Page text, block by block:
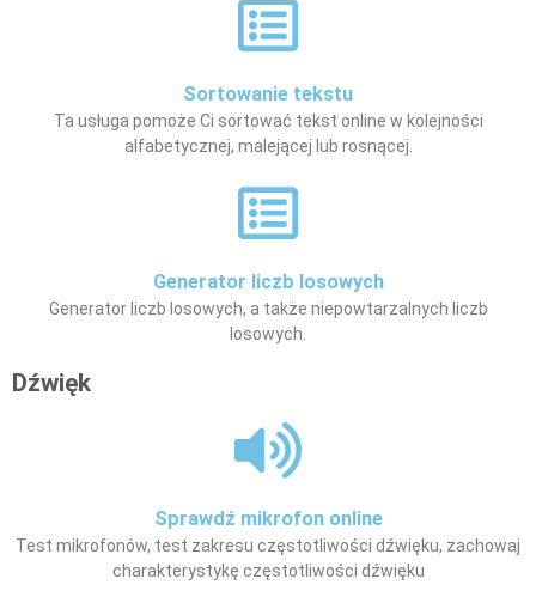
Sortowanie tekstu
Ta usługa pomoże Ci sortować tekst online w kolejności
alfabetycznej, malejącej lub rosnącej.
Generator liczb losowych
Generator liczb losowych, a także niepowtarzalnych liczb
losowych.
Dźwięk
Sprawdź mikrofon online
Test mikrofonów, test zakresu częstotliwości dźwięku, zachowaj
charakterystykę częstotliwości dźwięku